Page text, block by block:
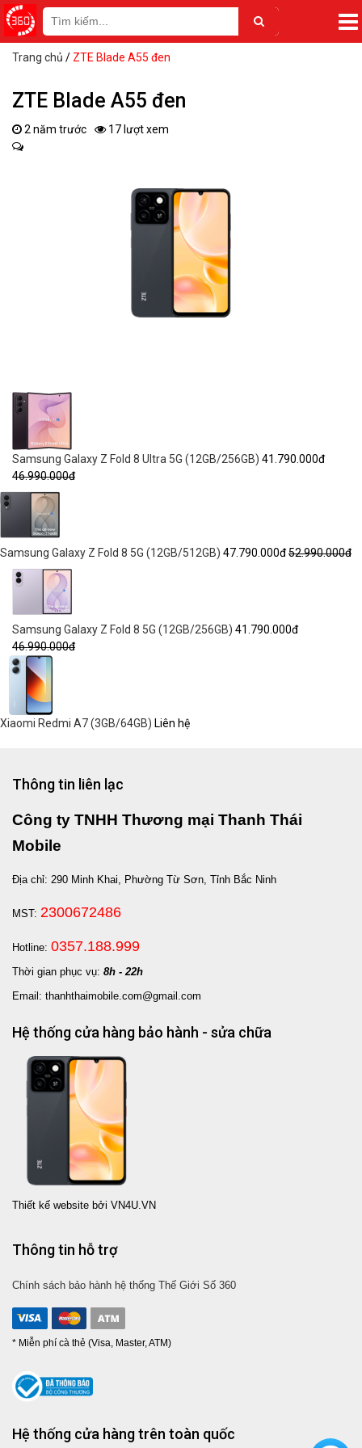
Trang chủ / ZTE Blade A55 đen
ZTE Blade A55 đen
2 năm trước 17 lượt xem
Samsung Galaxy Z Fold 8 Ultra 5G (12GB/256GB) 41.790.000đ
46.990.000đ
Samsung Galaxy Z Fold 8 5G (12GB/512GB) 47.790.000đ52.990.000đ
Samsung Galaxy Z Fold 8 5G (12GB/256GB) 41.790.000đ
46.990.000đ
Xiaomi Redmi A7 (3GB/64GB) Liên hệ
Thông tin liên lạc
Công ty TNHH Thương mại Thanh Thái
Mobile
Địa chỉ: 290 Minh Khai, Phường Từ Sơn, Tỉnh Bắc Ninh
MST: 2300672486
Hotline: 0357.188.999
Thời gian phục vụ: 8h - 22h
Email: thanhthaimobile.com@gmail.com
Hệ thống cửa hàng bảo hành - sửa chữa
Thiết kế website bởi VN4U.VN
Thông tin hỗ trợ
Chính sách bảo hành hệ thống Thế Giới Số 360
* Miễn phí cà thẻ (Visa, Master, ATM)
Hệ thống cửa hàng trên toàn quốc